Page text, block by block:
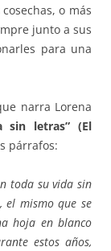
o más
junto a sus
para una
narra Lorena
sin letras” (El
párrafos:
toda su vida sin
el mismo que se
hoja en blanco
estos años,